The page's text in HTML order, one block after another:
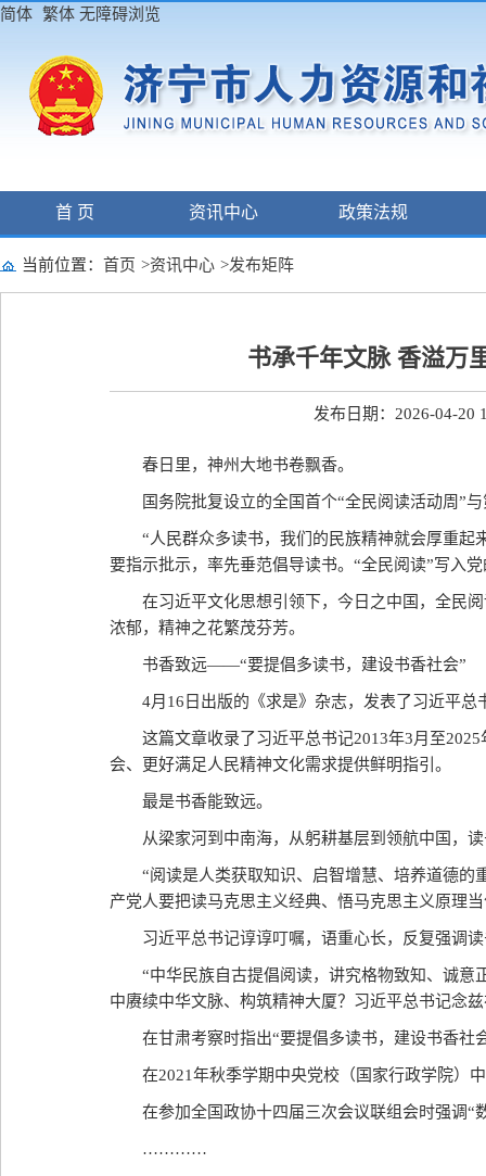
简体 繁体 无障碍浏览
首 页 资讯中心 政策法规
当前位置： 首页 >资讯中心 >发布矩阵
书承千年文脉 香溢
发布日期：2026-04-20
春日里，神州大地书卷飘香。
国务院批复设立的全国首个“全民阅读活动周”
“人民群众多读书，我们的民族精神就会厚重
要指示批示，率先垂范倡导读书。“全民阅读”写入
在习近平文化思想引领下，今日之中国，全民
浓郁，精神之花繁茂芬芳。
书香致远——“要提倡多读书，建设书香社会”
4月16日出版的《求是》杂志，发表了习近平
这篇文章收录了习近平总书记2013年3月至
会、更好满足人民精神文化需求提供鲜明指引。
最是书香能致远。
从梁家河到中南海，从躬耕基层到领航中国，
“阅读是人类获取知识、启智增慧、培养道德的
产党人要把读马克思主义经典、悟马克思主义原理
习近平总书记谆谆叮嘱，语重心长，反复强调
“中华民族自古提倡阅读，讲究格物致知、诚
中赓续中华文脉、构筑精神大厦？习近平总书记念
在甘肃考察时指出“要提倡多读书，建设书香社
在2021年秋季学期中央党校（国家行政学院）
在参加全国政协十四届三次会议联组会时强调
…………